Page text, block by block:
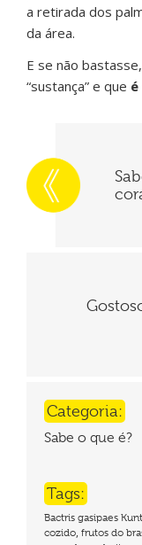
a retirada dos
da área.
E se não
“sustança” e que
Categoria:
Sabe o que é?
Tags:
Bactris gasipaes
cozido, frutos do